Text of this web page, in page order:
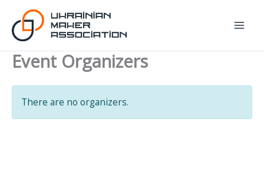
Перейти
вмісту
Event Organizers
There are no organizers.